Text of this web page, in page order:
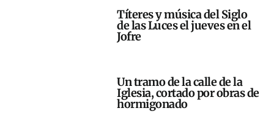
Títeres y música del Siglo
de las Luces el jueves en el
Jofre
Un tramo de la calle de la
Iglesia, cortado por obras de
hormigonado